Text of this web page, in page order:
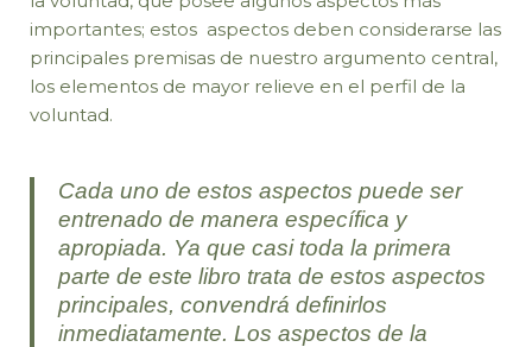
importantes; estos aspectos deben considerarse las
principales premisas de nuestro argumento central,
los elementos de mayor relieve en el perfil de la
voluntad.
Cada uno de estos aspectos puede ser
entrenado de manera específica y
apropiada. Ya que casi toda la primera
parte de este libro trata de estos aspectos
principales, convendrá definirlos
inmediatamente. Los aspectos de la